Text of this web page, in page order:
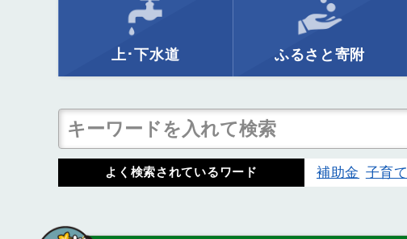
上･下水道 ふるさと寄附
よく検索されているワード 補助金 子育て